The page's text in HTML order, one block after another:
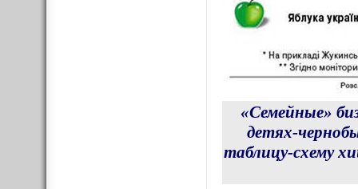
«Семейные»
детях-
таблицу-схему